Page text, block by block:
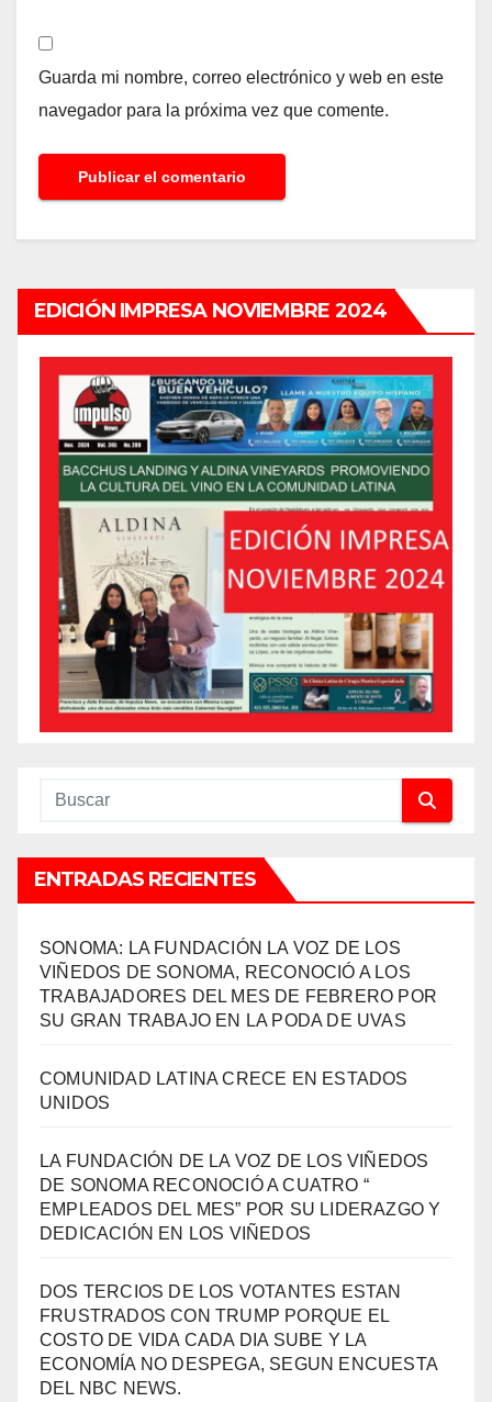
Guarda mi nombre, correo electrónico y web en este
navegador para la próxima vez que comente.
EDICIÓN IMPRESA NOVIEMBRE 2024
ENTRADAS RECIENTES
SONOMA: LA FUNDACIÓN LA VOZ DE LOS
VIÑEDOS DE SONOMA, RECONOCIÓ A LOS
TRABAJADORES DEL MES DE FEBRERO POR
SU GRAN TRABAJO EN LA PODA DE UVAS
COMUNIDAD LATINA CRECE EN ESTADOS
UNIDOS
LA FUNDACIÓN DE LA VOZ DE LOS VIÑEDOS
DE SONOMA RECONOCIÓ A CUATRO “
EMPLEADOS DEL MES” POR SU LIDERAZGO Y
DEDICACIÓN EN LOS VIÑEDOS
DOS TERCIOS DE LOS VOTANTES ESTAN
FRUSTRADOS CON TRUMP PORQUE EL
COSTO DE VIDA CADA DIA SUBE Y LA
ECONOMÍA NO DESPEGA, SEGUN ENCUESTA
DEL NBC NEWS.